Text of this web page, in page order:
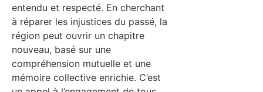
entendu et respecté. En cherchant
à réparer les injustices du passé, la
région peut ouvrir un chapitre
nouveau, basé sur une
compréhension mutuelle et une
mémoire collective enrichie. C’est